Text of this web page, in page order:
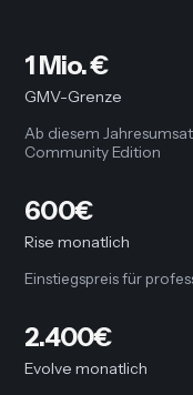
1 Mio. €
GMV-Grenze
Ab diesem
Community Edition
600€
Rise monatlich
Einstiegspreis für
2.400€
Evolve monatlich